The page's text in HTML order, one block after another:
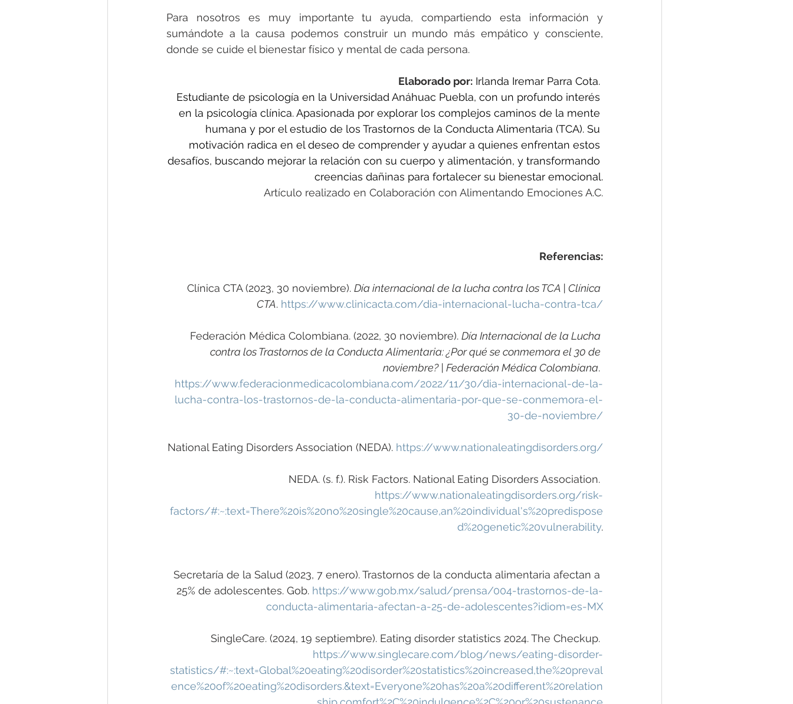
Para nosotros es muy importante tu ayuda, compartiendo esta información y
sumándote a la causa podemos construir un mundo más empático y consciente,
donde se cuide el bienestar físico y mental de cada persona.
Elaborado por: Irlanda Iremar Parra Cota.
Estudiante de psicología en la Universidad Anáhuac Puebla, con un profundo interés
en la psicología clínica. Apasionada por explorar los complejos caminos de la mente
humana y por el estudio de los Trastornos de la Conducta Alimentaria (TCA). Su
motivación radica en el deseo de comprender y ayudar a quienes enfrentan estos
desafíos, buscando mejorar la relación con su cuerpo y alimentación, y transformando
creencias dañinas para fortalecer su bienestar emocional.
Artículo realizado en Colaboración con Alimentando Emociones A.C.
Referencias:
Clínica CTA (2023, 30 noviembre). Día internacional de la lucha contra los TCA | Clínica
CTA. https://www.clinicacta.com/dia-internacional-lucha-contra-tca/
Federación Médica Colombiana. (2022, 30 noviembre). Día Internacional de la Lucha
contra los Trastornos de la Conducta Alimentaria: ¿Por qué se conmemora el 30 de
noviembre? | Federación Médica Colombiana.
https://www.federacionmedicacolombiana.com/2022/11/30/dia-internacional-de-la-
lucha-contra-los-trastornos-de-la-conducta-alimentaria-por-que-se-conmemora-el-
30-de-noviembre/
National Eating Disorders Association (NEDA). https://www.nationaleatingdisorders.org/
NEDA. (s. f.). Risk Factors. National Eating Disorders Association.
https://www.nationaleatingdisorders.org/risk-
factors/#:~:text=There%20is%20no%20single%20cause,an%20individual's%20predispose
d%20genetic%20vulnerability.
Secretaría de la Salud (2023, 7 enero). Trastornos de la conducta alimentaria afectan a
25% de adolescentes. Gob. https://www.gob.mx/salud/prensa/004-trastornos-de-la-
conducta-alimentaria-afectan-a-25-de-adolescentes?idiom=es-MX
SingleCare. (2024, 19 septiembre). Eating disorder statistics 2024. The Checkup.
https://www.singlecare.com/blog/news/eating-disorder-
statistics/#:~:text=Global%20eating%20disorder%20statistics%20increased,the%20preval
ence%20of%20eating%20disorders.&text=Everyone%20has%20a%20different%20relation